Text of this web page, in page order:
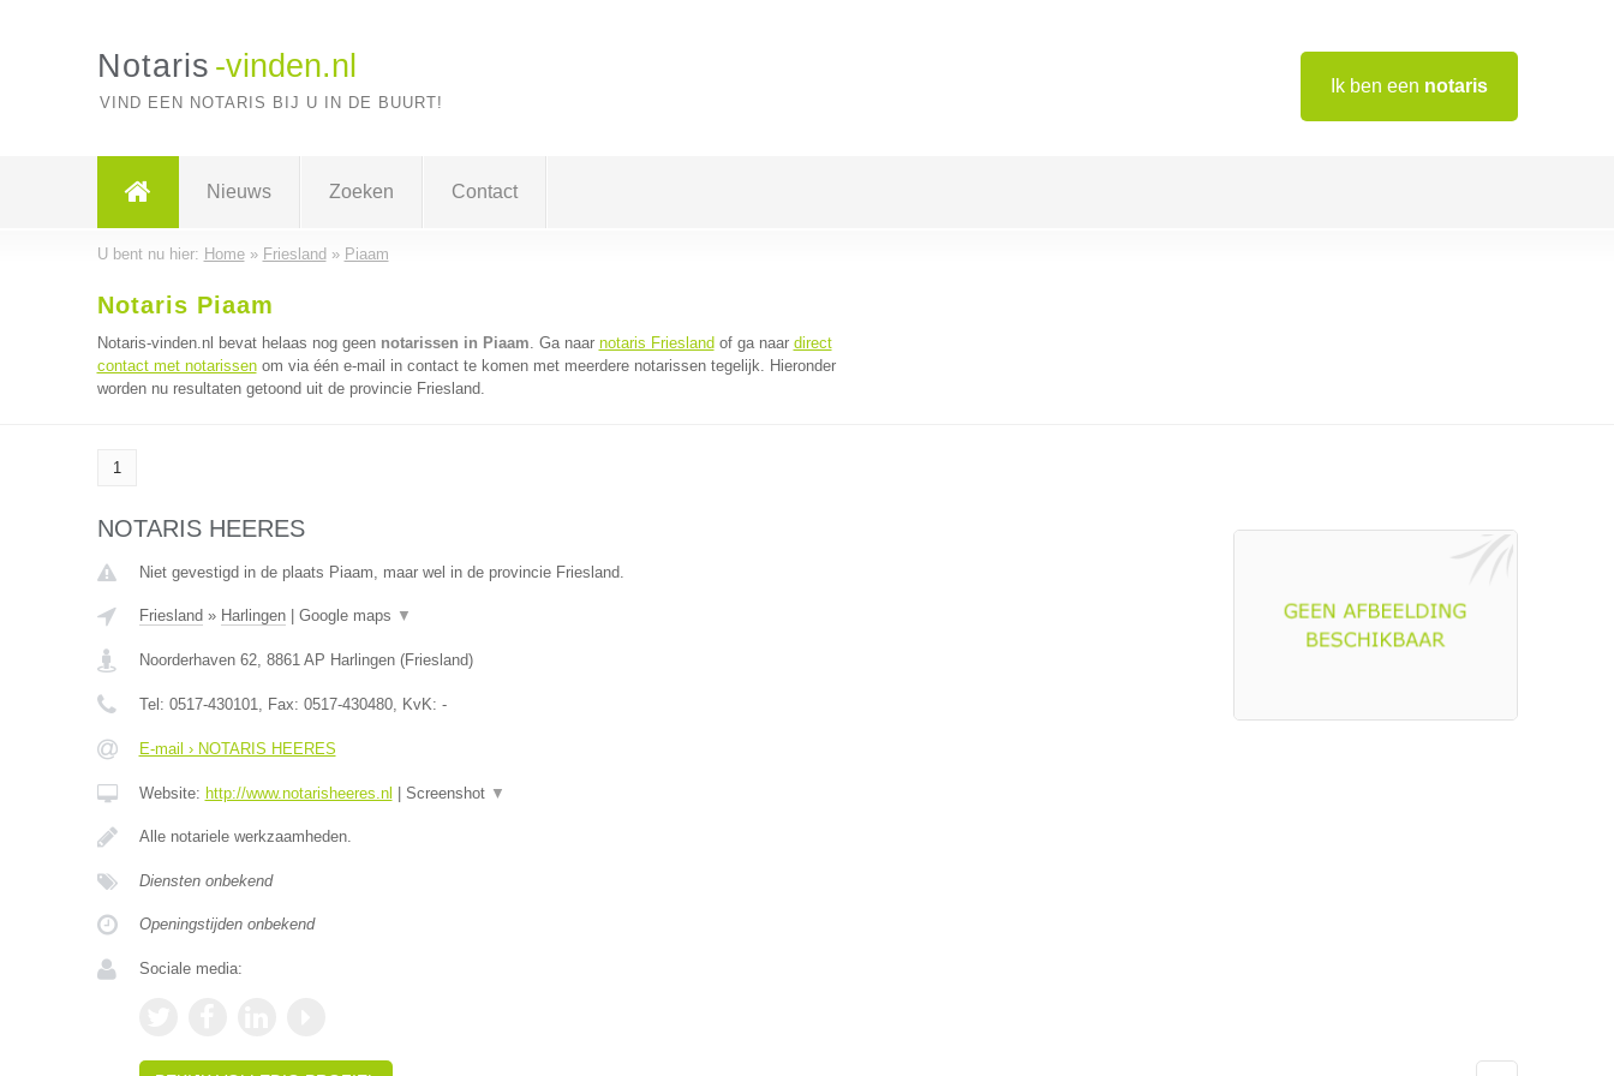
Ik ben een notaris
Notaris -vinden.nl
VIND EEN NOTARIS BIJ U IN DE BUURT!
Nieuws Zoeken Contact
U bent nu hier: Home» Friesland » Piaam
Notaris Piaam
Notaris-vinden.nl bevat helaas nog geen notarissen in Piaam. Ga naar notaris Friesland of ga naar direct
contact met notarissenom via één e-mail in contact te komen met meerdere notarissen tegelijk. Hieronder
worden nu resultaten getoond uit de provincie Friesland.
1
NOTARIS HEERES
Niet gevestigd in de plaats Piaam, maar wel in de provincie Friesland.
Friesland » Harlingen| Google maps ▼
Noorderhaven 62, 8861 AP Harlingen(Friesland)
Tel: 0517-430101, Fax: 0517-430480, KvK: -
E-mail › NOTARIS HEERES
Website: http://www.notarisheeres.nl Screenshot ▼
Alle notariele werkzaamheden.
Diensten onbekend
Openingstijden onbekend
Sociale media: